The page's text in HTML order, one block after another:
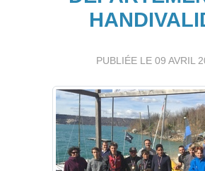
PUBLIÉE LE 09 AVRIL